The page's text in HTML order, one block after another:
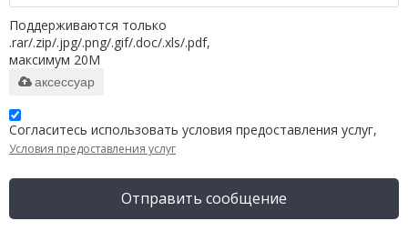
Поддерживаются только
.rar/.zip/.jpg/.png/.gif/.doc/.xls/.pdf,
максимум 20M
аксессуар
Согласитесь использовать условия предоставления услуг,
Условия предоставления услуг
Отправить сообщение